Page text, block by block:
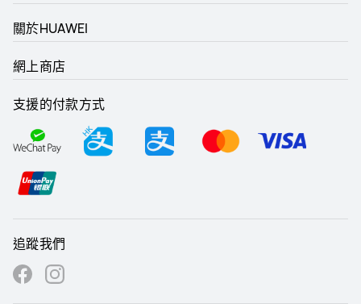
關於HUAWEI
網上商店
支援的付款方式
追蹤我們